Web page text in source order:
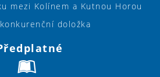
mezi Kolínem a Kutnou Horou
doložka